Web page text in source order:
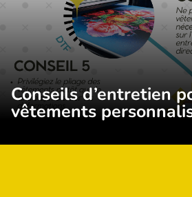
Conseils d’entretien
vêtements